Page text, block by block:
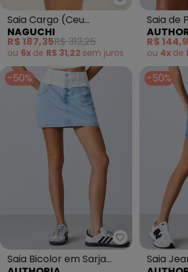
Naguchi -
Saia Cargo (Ceu
Acinzentado)
NAGUCHI
R$ 187,35R$ 312,25
ou 6x de R$ 31,22 sem juros
Saia de
(Azul)
R$
ou 4x de
-50%
Authoria -
Saia Bicolor em Sarja
-50%
Saia